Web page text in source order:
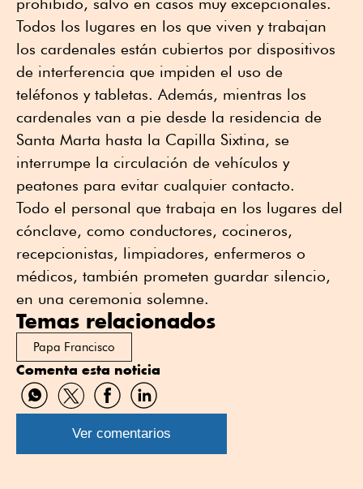
Todos los lugares en los que viven y trabajan
los cardenales están cubiertos por dispositivos
de interferencia que impiden el uso de
teléfonos y tabletas. Además, mientras los
cardenales van a pie desde la residencia de
Santa Marta hasta la Capilla Sixtina, se
interrumpe la circulación de vehículos y
peatones para evitar cualquier contacto.
Todo el personal que trabaja en los lugares del
cónclave, como conductores, cocineros,
recepcionistas, limpiadores, enfermeros o
médicos, también prometen guardar silencio,
en una ceremonia solemne.
Temas relacionados
Papa Francisco
Comenta esta noticia
Compartir
por
WhatsApp
Compartir
por
Twitter
Compartir
por
Facebook
Compartir
por
Linkedin
Ver comentarios